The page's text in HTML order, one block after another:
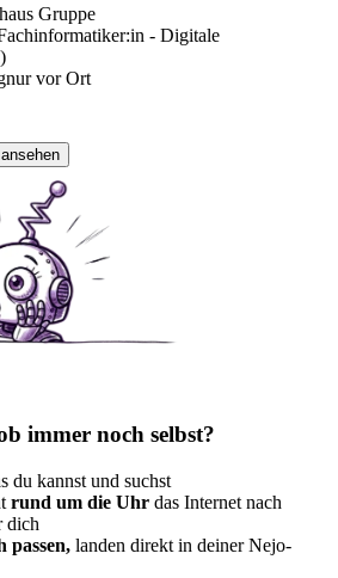
Gruppe
- Digitale
nur vor Ort
immer noch selbst?
du kannst und suchst
rund um die Uhr das Internet nach
dich
passen, landen direkt in deiner Nejo-